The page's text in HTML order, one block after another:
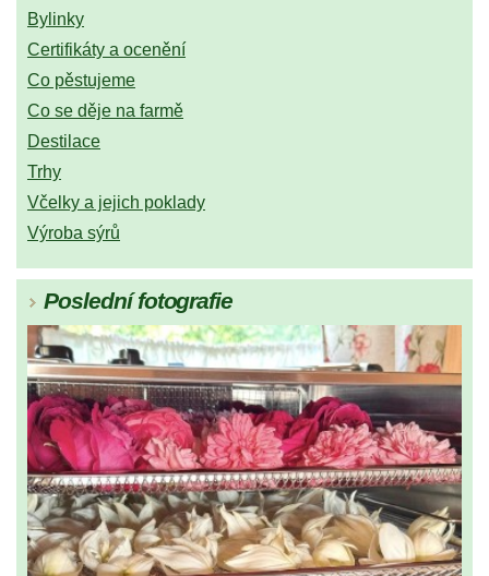
Bylinky
Certifikáty a ocenění
Co pěstujeme
Co se děje na farmě
Destilace
Trhy
Včelky a jejich poklady
Výroba sýrů
Poslední fotografie